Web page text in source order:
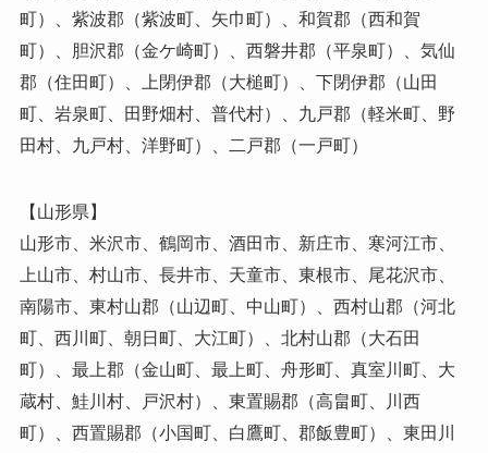
町）、紫波郡（紫波町、矢巾町）、和賀郡（西和賀
町）、胆沢郡（金ケ崎町）、西磐井郡（平泉町）、気仙
郡（住田町）、上閉伊郡（大槌町）、下閉伊郡（山田
町、岩泉町、田野畑村、普代村）、九戸郡（軽米町、野
田村、九戸村、洋野町）、二戸郡（一戸町）
【山形県】
山形市、米沢市、鶴岡市、酒田市、新庄市、寒河江市、
上山市、村山市、長井市、天童市、東根市、尾花沢市、
南陽市、東村山郡（山辺町、中山町）、西村山郡（河北
町、西川町、朝日町、大江町）、北村山郡（大石田
町）、最上郡（金山町、最上町、舟形町、真室川町、大
蔵村、鮭川村、戸沢村）、東置賜郡（高畠町、川西
町）、西置賜郡（小国町、白鷹町、郡飯豊町）、東田川